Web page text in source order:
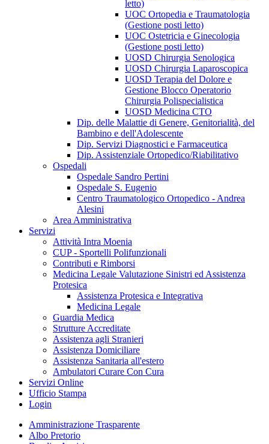
letto)
UOC Ortopedia e Traumatologia
(Gestione posti letto)
UOC Ostetricia e Ginecologia
(Gestione posti letto)
UOSD Chirurgia Senologica
UOSD Chirurgia Laparoscopica
UOSD Terapia del Dolore e
Gestione Blocco Operatorio
Chirurgia Polispecialistica
UOSD Medicina CTO
Dip. delle Malattie di Genere, Genitorialità, del
Bambino e dell'Adolescente
Dip. Servizi Diagnostici e Farmaceutica
Dip. Assistenziale Ortopedico/Riabilitativo
Ospedali
Ospedale Sandro Pertini
Ospedale S. Eugenio
Centro Traumatologico Ortopedico - Andrea
Alesini
Area Amministrativa
Servizi
Attività Intra Moenia
CUP - Sportelli Polifunzionali
Contributi e Rimborsi
Medicina Legale Valutazione Sinistri ed Assistenza
Protesica
Assistenza Protesica e Integrativa
Medicina Legale
Guardia Medica
Strutture Accreditate
Assistenza agli Stranieri
Assistenza Domiciliare
Assistenza Sanitaria all'estero
Ambulatori Curare Con Cura
Servizi Online
Ufficio Stampa
Login
Amministrazione Trasparente
Albo Pretorio